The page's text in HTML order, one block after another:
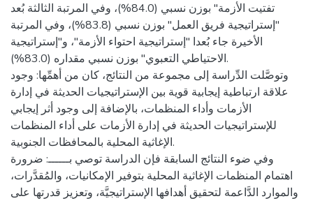
تفتيت الأزمة" بوزن نسبي (84.0%)، وفي المرتبة الثالثة بُعد
"إستراتيجية فريق العمل" بوزن نسبي (83.8%)، وفي المرتبة
الأخيرة جاء بُعدا "إستراتيجية احتواء الأزمة"، و"إستراتيجية
الاحتياطي التعبوي" بوزن نسبي مقداره (83.0%).
وتوصَّلت الدِّراسة إلى مجموعة من النتائج، كان من أهمِّها: وجود
علاقة ارتباطية إيجابية قوية بين الإستراتيجيات الحديثة في إدارة
الأزمات وأداء المنظمات، بالإضافة إلى وجود أثر إيجابي
للإستراتيجيات الحديثة في إدارة الأزمات على أداء المنظمات
الإغاثية المحلية بالمحافظات الجنوبية.
وفي ضوء النتائج السابقة فإن الدراسة توصي بــــــ: ضرورة
اهتمام المنظمات الإغاثية المحلية بتوفير الإمكانيات، والمُقدَّرات،
والموارد الدَّاعمة لتحقيق أهدافها الإستراتيجيَّة، وتعزيز قدرتها على